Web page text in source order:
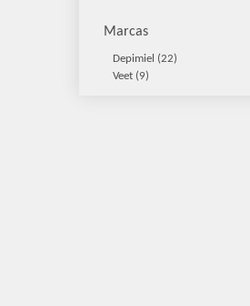
Marcas
Depimiel (22)
Veet (9)